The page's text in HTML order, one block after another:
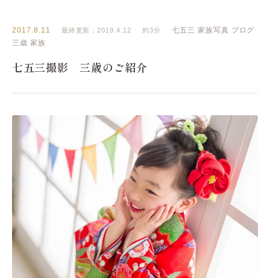
2017.8.11 最終更新：2019.4.12 約3分 七五三 家族写真 ブログ
三歳 家族
七五三撮影 三歳のご紹介